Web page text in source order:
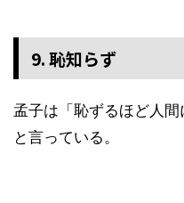
9. 恥知らず
孟子は「恥ずるほど人間
と言っている。